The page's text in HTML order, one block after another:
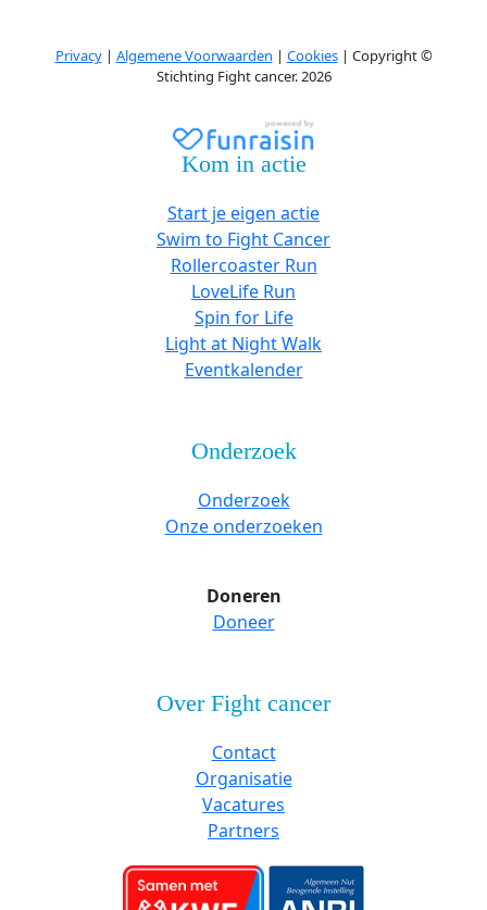
Privacy| Algemene Voorwaarden | Cookies| Copyright ©
Stichting Fight cancer. 2026
Kom in actie
Start je eigen actie
Swim to Fight Cancer
Rollercoaster Run
LoveLife Run
Spin for Life
Light at Night Walk
Eventkalender
Onderzoek
Onderzoek
Onze onderzoeken
Doneren
Doneer
Over Fight cancer
Contact
Organisatie
Vacatures
Partners